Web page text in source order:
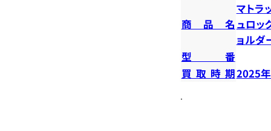
商品名
マトラ
ュロッ
ョルダ
型番
買取時期2025